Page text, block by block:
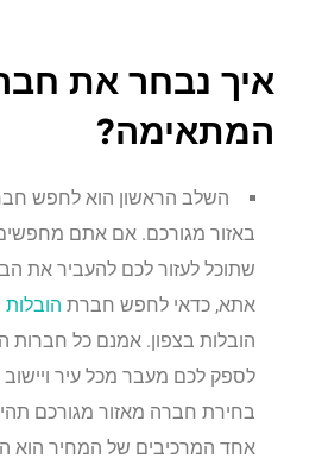
איך נבחר את
המתאימה?
השלב הראשון הוא לחפש
באזור מגורכם. אם אתם
שתוכל לעזור לכם להעביר את
אתא, כדאי לחפש חברת
הובלות בצפון. אמנם כל חברות
לספק לכם מעבר מכל עיר
בחירת חברה מאזור מגורכם
אחד המרכיבים של המחיר הוא